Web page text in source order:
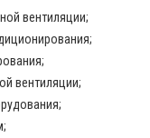
вентиляции;
вентиляции;